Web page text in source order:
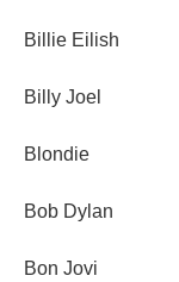
Billie Eilish
Billy Joel
Blondie
Bob Dylan
Bon Jovi